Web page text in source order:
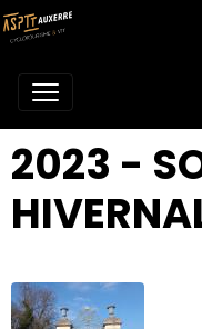
2023 -